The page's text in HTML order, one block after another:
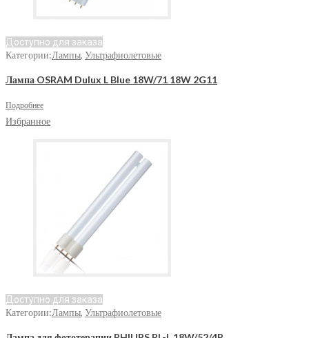
Доступно для заказа
Категории:Лампы, Ультрафиолетовые
Лампа OSRAM Dulux L Blue 18W/71 18W 2G11
Подробнее
Избранное
Доступно для заказа
Категории:Лампы, Ультрафиолетовые